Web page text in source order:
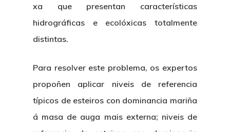
xa que presentan características
hidrográficas e ecolóxicas totalmente
distintas.
Para resolver este problema, os expertos
propoñen aplicar niveis de referencia
típicos de esteiros con dominancia mariña
á masa de auga mais externa; niveis de